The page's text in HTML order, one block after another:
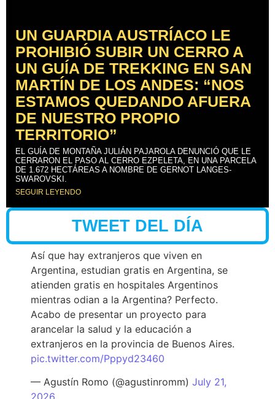
UN GUARDIA AUSTRÍACO LE
PROHIBIÓ SUBIR UN CERRO A
UN GUÍA DE TREKKING EN SAN
MARTÍN DE LOS ANDES: “NOS
ESTAMOS QUEDANDO AFUERA
DE NUESTRO PROPIO
TERRITORIO”
EL GUÍA DE MONTAÑA JULIÁN PAJAROLA DENUNCIÓ QUE LE
CERRARON EL PASO AL CERRO EZPELETA, EN UNA PARCELA
DE 1.672 HECTÁREAS A NOMBRE DE GERNOT LANGES-
SWAROVSKI.
SEGUIR LEYENDO
TWEET DEL DÍA
Así que hay extranjeros que viven en
Argentina, estudian gratis en Argentina, se
atienden gratis en hospitales Argentinos
mientras odian a la Argentina? Perfecto.
Acabo de presentar un proyecto para
arancelar la salud y la educación a
extranjeros en la provincia de Buenos Aires.
pic.twitter.com/Pppyd23460
— Agustín Romo (@agustinromm) July 21,